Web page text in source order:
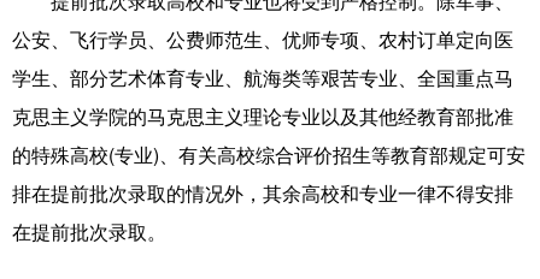
公安、飞行学员、公费师范生、优师专项、农村订单定向医
学生、部分艺术体育专业、航海类等艰苦专业、全国重点马
克思主义学院的马克思主义理论专业以及其他经教育部批准
的特殊高校(专业)、有关高校综合评价招生等教育部规定可安
排在提前批次录取的情况外，其余高校和专业一律不得安排
在提前批次录取。